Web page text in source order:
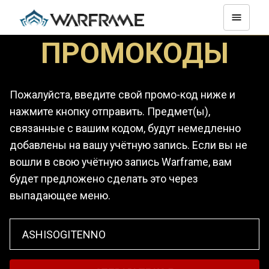
ПРОМОКОДЫ
Пожалуйста, введите свой промо-код ниже и
нажмите кнопку отправить. Предмет(ы),
связанные с вашим кодом, будут немедленно
добавлены на вашу учётную запись. Если вы не
вошли в свою учётную запись Warframe, вам
будет предложено сделать это через
выпадающее меню.